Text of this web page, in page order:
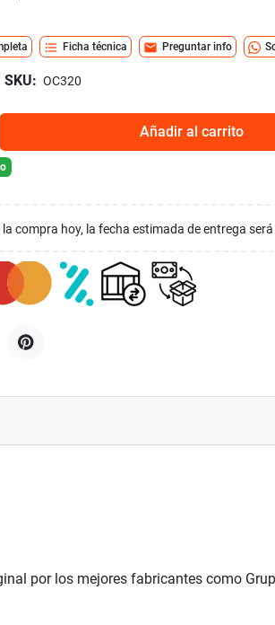
format_list_bulleted Ficha técnica mail Preguntar info
SKU: OC320
Añadir al carrito
la compra hoy, la fecha estimada de entrega será
por los mejores fabricantes como